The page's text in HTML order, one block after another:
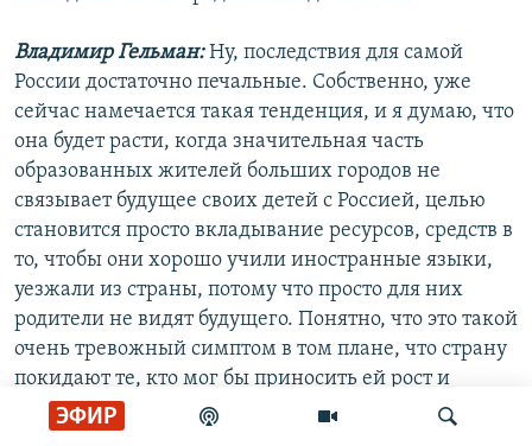
ЭФИР
Владимир Гельман:Ну, последствия для самой
России достаточно печальные. Собственно, уже
сейчас намечается такая тенденция, и я думаю, что
она будет расти, когда значительная часть
образованных жителей больших городов не
связывает будущее своих детей с Россией, целью
становится просто вкладывание ресурсов, средств в
то, чтобы они хорошо учили иностранные языки,
уезжали из страны, потому что просто для них
родители не видят будущего. Понятно, что это такой
очень тревожный симптом в том плане, что страну
покидают те, кто мог бы приносить ей рост и
процветание. И тот факт, что люди, которые